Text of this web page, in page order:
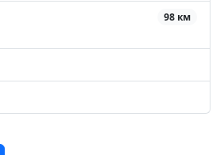
98 км